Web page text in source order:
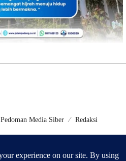
Pedoman Media Siber Redaksi